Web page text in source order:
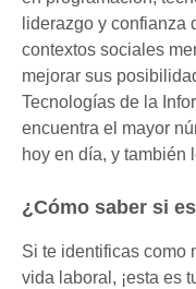
liderazgo y confianza
contextos sociales
mejorar sus
Tecnologías de la
encuentra el mayor
hoy en día, y también
¿Cómo saber si
Si te identificas como
vida laboral, ¡esta es